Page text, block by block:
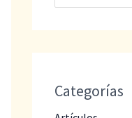
Categorías